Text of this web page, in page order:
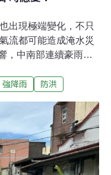
出現極端變化，不只
流都可能造成淹水災
，中南部連續豪雨一
石流崩塌與人員傷亡
季節性事件，變成隨
變與檢討，每一個環
判斷精準度。本文訪
強組長、國家災害防
、經濟部水利署水利
強降雨 防洪